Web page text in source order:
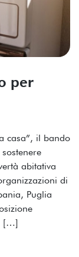
per
casa”, il bando
abitativa
di
Puglia
[…]